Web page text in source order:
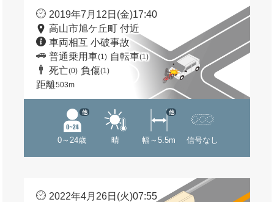
2019年7月12日(金)17:40
高山市旭ケ丘町 付近
車両相互 小破事故
普通乗用車(1) 自転車(1)
死亡(0) 負傷(1)
距離503m
0～24歳
他
晴 幅～5.5m
他
信号なし
2022年4月26日(火)07:55